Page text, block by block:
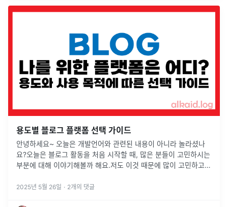
용도별 블로그 플랫폼 선택 가이드
안녕하세요~ 오늘은 개발언어와 관련된 내용이 아니라 놀라셨나
요?오늘은 블로그 활동을 처음 시작할 때, 많은 분들이 고민하시는
부분에 대해 이야기해볼까 해요.저도 이것 때문에 많이 고민하고
거 같아서 이 주 ...
2025년 5월 26일 · 2개의 댓글